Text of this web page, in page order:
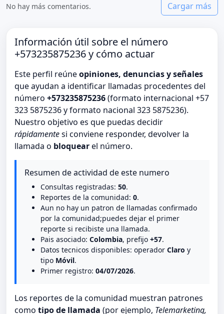
No hay más comentarios. Cargar más
Información útil sobre el número
+573235875236 y cómo actuar
Este perfil reúneopiniones, denuncias y señales
que ayudan a identificar llamadas procedentes del
número +573235875236(formato internacional +57
323 5875236 y formato nacional 323 5875236).
Nuestro objetivo es que puedas decidir
rápidamentesi conviene responder, devolver la
llamada o bloquearel número.
Resumen de actividad de este numero
Consultas registradas: 50.
Reportes de la comunidad: 0.
Aun no hay un patron de llamadas confirmado
por la comunidad;puedes dejar el primer
reporte si recibiste una llamada.
Pais asociado: Colombia, prefijo +57.
Datos tecnicos disponibles: operador Claro y
tipo Móvil.
Primer registro: 04/07/2026.
Los reportes de la comunidad muestran patrones
como tipo de llamada (por ejemplo, Telemarketing,